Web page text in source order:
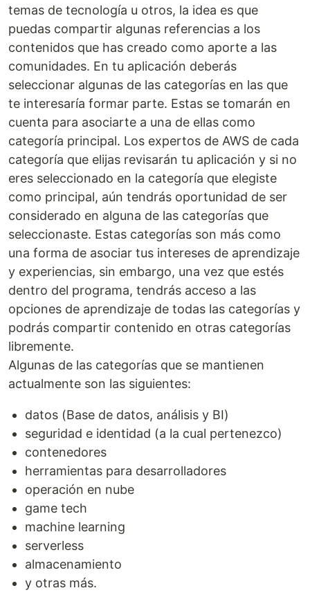
temas de tecnología u otros, la idea es que
puedas compartir algunas referencias a los
contenidos que has creado como aporte a las
comunidades. En tu aplicación deberás
seleccionar algunas de las categorías en las que
te interesaría formar parte. Estas se tomarán en
cuenta para asociarte a una de ellas como
categoría principal. Los expertos de AWS de cada
categoría que elijas revisarán tu aplicación y si no
eres seleccionado en la categoría que elegiste
como principal, aún tendrás oportunidad de ser
considerado en alguna de las categorías que
seleccionaste. Estas categorías son más como
una forma de asociar tus intereses de aprendizaje
y experiencias, sin embargo, una vez que estés
dentro del programa, tendrás acceso a las
opciones de aprendizaje de todas las categorías y
podrás compartir contenido en otras categorías
libremente.
Algunas de las categorías que se mantienen
actualmente son las siguientes:
datos (Base de datos, análisis y BI)
seguridad e identidad (a la cual pertenezco)
contenedores
herramientas para desarrolladores
operación en nube
game tech
machine learning
serverless
almacenamiento
y otras más.